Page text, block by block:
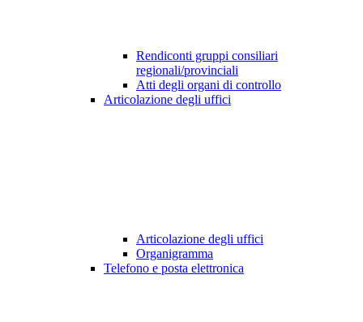
Rendiconti gruppi consiliari
regionali/provinciali
Atti degli organi di controllo
Articolazione degli uffici
Articolazione degli uffici
Organigramma
Telefono e posta elettronica